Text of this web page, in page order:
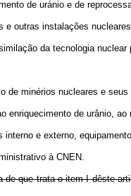
de uránio e de
e outras instalações
da tecnologia
de minérios nucleares e
enriquecimento de urânio,
interno e externo,
à CNEN.
de que trata o item I dêste